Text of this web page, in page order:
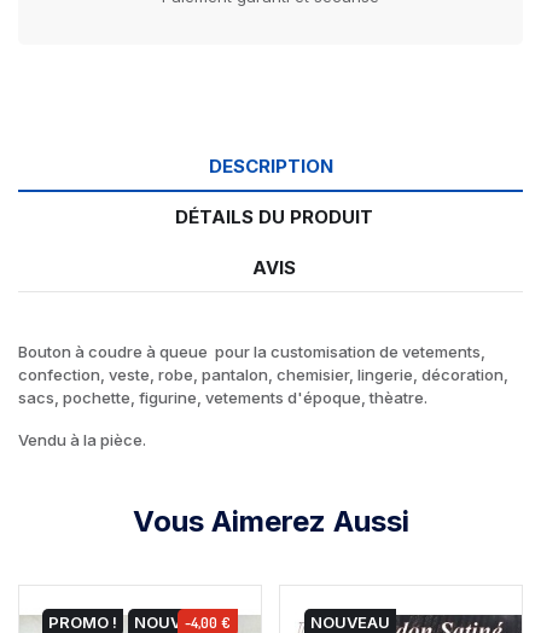
DESCRIPTION
DÉTAILS DU PRODUIT
AVIS
Bouton à coudre à queue pour la customisation de vetements,
confection, veste, robe, pantalon, chemisier, lingerie, décoration,
sacs, pochette, figurine, vetements d'époque, thèatre.
Vendu à la pièce.
Vous Aimerez Aussi
PROMO ! NOUVEAU
-4,00 € NOUVEAU